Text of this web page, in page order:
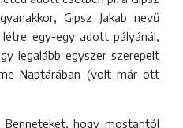
Gipsz Jakab nevű
egy-egy adott pályánál,
legalább egyszer szerepelt
Naptárában (volt már ott
Benneteket, hogy mostantól